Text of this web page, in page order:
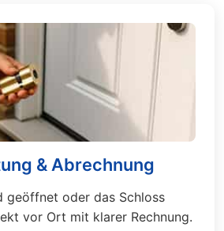
& Abrechnung
geöffnet oder das Schloss
vor Ort mit klarer Rechnung.